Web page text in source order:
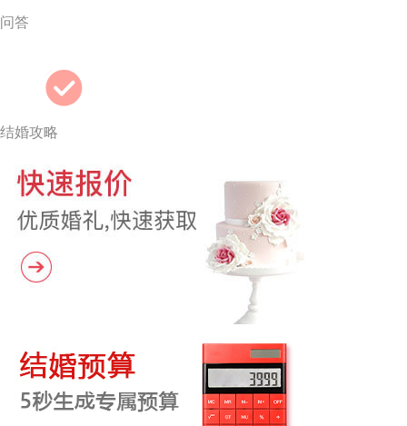
问答
结婚攻略